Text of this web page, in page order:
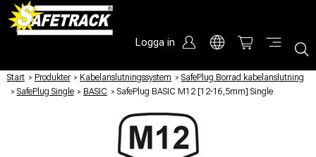
Logga in
Start / Produkter / Kabelanslutningssystem / SafePlug Borrad kabelanslutning
/ SafePlug Single / BASIC / SafePlug BASIC M12 [12-16,5mm] Single